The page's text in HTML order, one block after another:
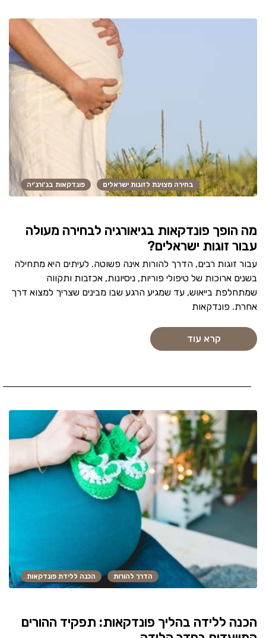
בחירה מצוינת לזוגות ישראלים פונדקאות בג'ורג'יה
מה הופך פונדקאות בגיאורגיה לבחירה מעולה
עבור זוגות ישראלים?
עבור זוגות רבים, הדרך להורות אינה פשוטה. לעיתים היא מתחילה
בשנים ארוכות של טיפולי פוריות, ניסיונות, אכזבות ותקווה
שמתחלפת בייאוש, עד שמגיע הרגע שבו מבינים שצריך למצוא דרך
אחרת. פונדקאות
קרא עוד
הדרך להורות הכנה ללידת פונדקאות
הכנה ללידה בהליך פונדקאות: תפקיד ההורים